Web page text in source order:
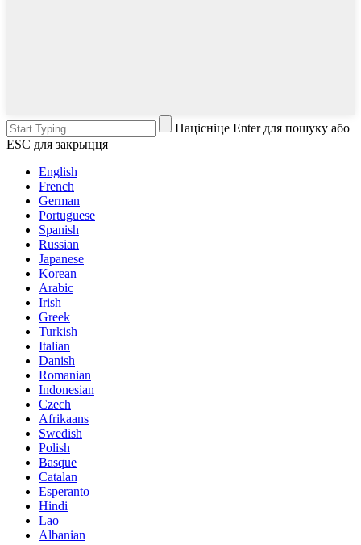
Націсніце Enter для пошуку або
ESC для закрыцця
English
French
German
Portuguese
Spanish
Russian
Japanese
Korean
Arabic
Irish
Greek
Turkish
Italian
Danish
Romanian
Indonesian
Czech
Afrikaans
Swedish
Polish
Basque
Catalan
Esperanto
Hindi
Lao
Albanian